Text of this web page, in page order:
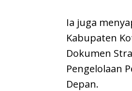
Ia juga
Kabupaten
Dokumen
Pengelolaan
Depan.